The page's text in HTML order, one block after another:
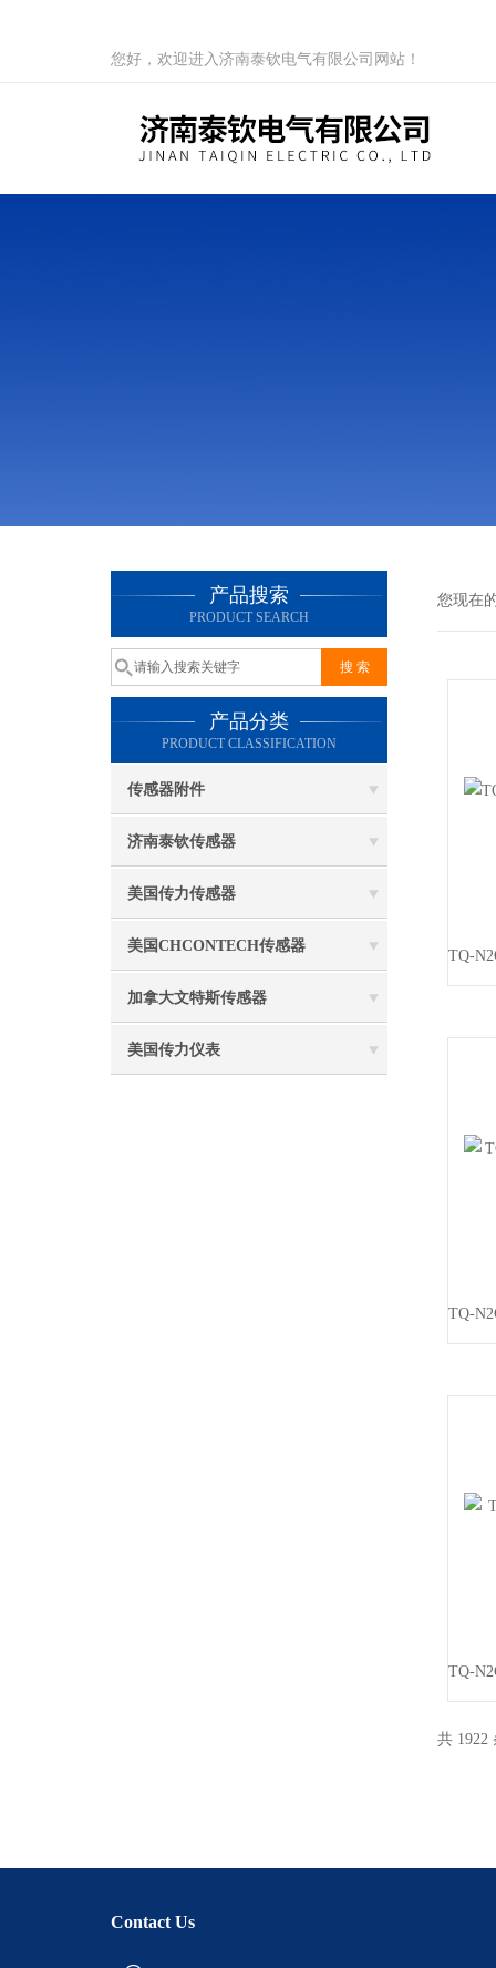
您好，欢迎进入济南泰钦电气有限公司网站！
产品搜索
PRODUCT SEARCH
产品分类
PRODUCT CLASSIFICATION
传感器附件
济南泰钦传感器
美国传力传感器
美国CHCONTECH传感器
加拿大文特斯传感器
美国传力仪表
您现在
共 1922
Contact Us